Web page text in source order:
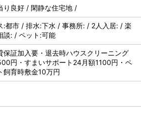
り良好 / 閑静な住宅地 /
:都市 / 排水:下水 / 事務所: / 2人入居: / 楽
談: / ペット:可能
保証加入要・退去時ハウスクリーニング
円・すまいサポート24月額1100円・ペ
飼育時敷金10万円